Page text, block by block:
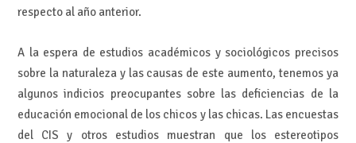
respecto al año anterior.
A la espera de estudios académicos y sociológicos precisos
sobre la naturaleza y las causas de este aumento, tenemos ya
algunos indicios preocupantes sobre las deficiencias de la
educación emocional de los chicos y las chicas. Las encuestas
del CIS y otros estudios muestran que los estereotipos